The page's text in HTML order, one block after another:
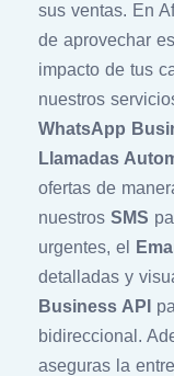
sus ventas. En
de aprovechar
impacto de tus
nuestros
WhatsApp
Llamadas
ofertas de
nuestros SMS
urgentes, el
detalladas y
Business API
bidireccional.
aseguras la